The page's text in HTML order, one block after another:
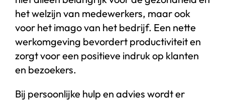
het welzijn van medewerkers, maar ook
voor het imago van het bedrijf. Een nette
werkomgeving bevordert productiviteit en
zorgt voor een positieve indruk op klanten
en bezoekers.
Bij persoonlijke hulp en advies wordt er